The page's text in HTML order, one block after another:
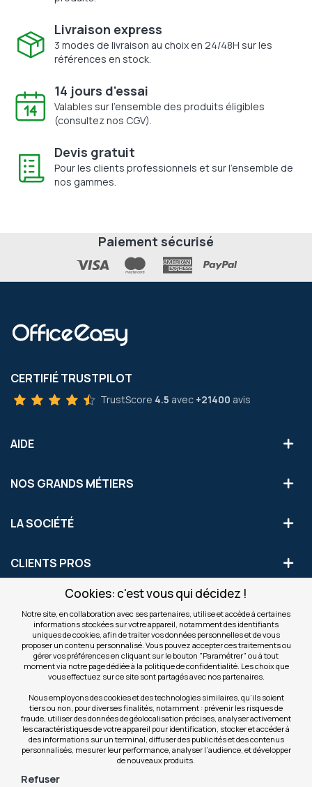
Cookies: c'est vous qui décidez !
Notre site, en collaboration avec ses partenaires, utilise et accède à certaines
informations stockées sur votre appareil, notamment des identifiants
uniques de cookies, afin de traiter vos données personnelles et de vous
proposer un contenu personnalisé. Vous pouvez accepter ces traitements ou
gérer vos préférences en cliquant sur le bouton "Paramétrer" ou à tout
moment via notre page dédiée à la politique de confidentialité. Les choix que
vous effectuez sur ce site sont partagés avec nos partenaires.
Nous employons des cookies et des technologies similaires, qu’ils soient
tiers ou non, pour diverses finalités, notamment : prévenir les risques de
fraude, utiliser des données de géolocalisation précises, analyser activement
les caractéristiques de votre appareil pour identification, stocker et accéder à
des informations sur un terminal, diffuser des publicités et des contenus
personnalisés, mesurer leur performance, analyser l’audience, et développer
de nouveaux produits.
Refuser
Livraison express
3 modes de livraison au choix en 24/48H sur les
références en stock.
14 jours d'essai
Valables sur l'ensemble des produits éligibles
(consultez nos CGV).
Devis gratuit
Pour les clients professionnels et sur l'ensemble de
nos gammes.
Paiement sécurisé
CERTIFIÉ TRUSTPILOT
TrustScore 4.5 avec +21400 avis
AIDE
NOS GRANDS MÉTIERS
LA SOCIÉTÉ
CLIENTS PROS
S'INSCRIRE AUX OFFRES COMMERCIALES
Inscription
notre
newsletter
Valider
NOS SITES